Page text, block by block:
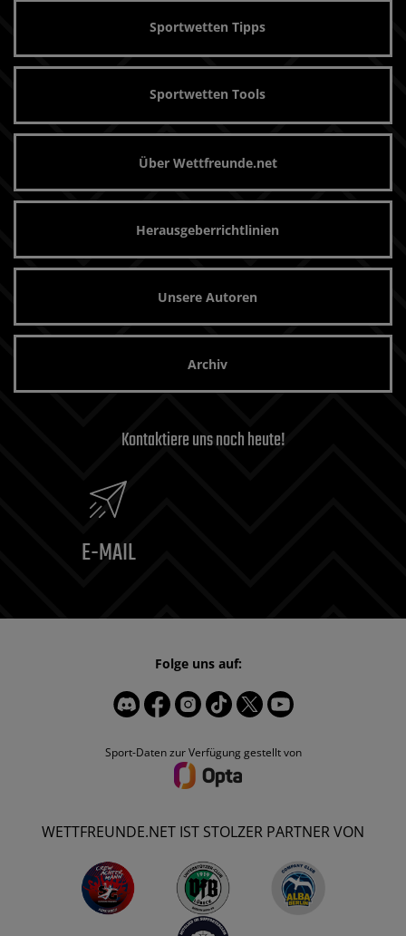
Sportwetten Tipps
Sportwetten Tools
Über Wettfreunde.net
Herausgeberrichtlinien
Unsere Autoren
Archiv
Kontaktiere uns noch heute!
E-MAIL
Sport-Daten zur Verfügung gestellt von
Folge uns auf:
WETTFREUNDE.NET IST STOLZER PARTNER VON